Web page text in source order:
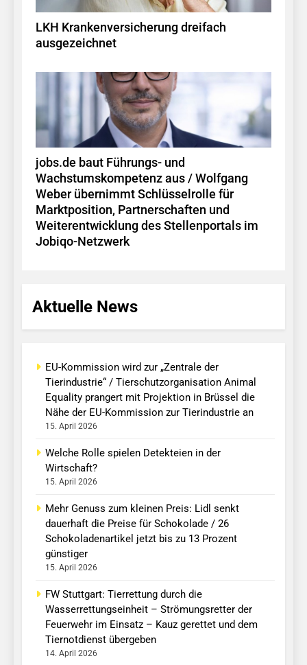
LKH Krankenversicherung dreifach
ausgezeichnet
jobs.de baut Führungs- und
Wachstumskompetenz aus / Wolfgang
Weber übernimmt Schlüsselrolle für
Marktposition, Partnerschaften und
Weiterentwicklung des Stellenportals im
Jobiqo-Netzwerk
Aktuelle News
EU-Kommission wird zur „Zentrale der
Tierindustrie“ / Tierschutzorganisation Animal
Equality prangert mit Projektion in Brüssel die
Nähe der EU-Kommission zur Tierindustrie an
15. April 2026
Welche Rolle spielen Detekteien in der
Wirtschaft?
15. April 2026
Mehr Genuss zum kleinen Preis: Lidl senkt
dauerhaft die Preise für Schokolade / 26
Schokoladenartikel jetzt bis zu 13 Prozent
günstiger
15. April 2026
FW Stuttgart: Tierrettung durch die
Wasserrettungseinheit – Strömungsretter der
Feuerwehr im Einsatz – Kauz gerettet und dem
Tiernotdienst übergeben
14. April 2026